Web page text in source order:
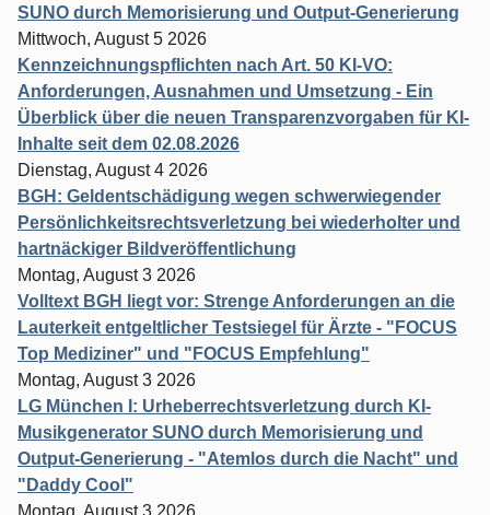
SUNO durch Memorisierung und Output-Generierung
Mittwoch, August 5 2026
Kennzeichnungspflichten nach Art. 50 KI-VO:
Anforderungen, Ausnahmen und Umsetzung - Ein
Überblick über die neuen Transparenzvorgaben für KI-
Inhalte seit dem 02.08.2026
Dienstag, August 4 2026
BGH: Geldentschädigung wegen schwerwiegender
Persönlichkeitsrechtsverletzung bei wiederholter und
hartnäckiger Bildveröffentlichung
Montag, August 3 2026
Volltext BGH liegt vor: Strenge Anforderungen an die
Lauterkeit entgeltlicher Testsiegel für Ärzte - "FOCUS
Top Mediziner" und "FOCUS Empfehlung"
Montag, August 3 2026
LG München I: Urheberrechtsverletzung durch KI-
Musikgenerator SUNO durch Memorisierung und
Output-Generierung - "Atemlos durch die Nacht" und
"Daddy Cool"
Montag, August 3 2026